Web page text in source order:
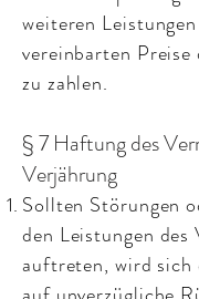
weiteren
vereinbarten Preise
zu zahlen.
§ 7 Haftung des
Verjährung
Sollten Störungen
den Leistungen des
auftreten, wird